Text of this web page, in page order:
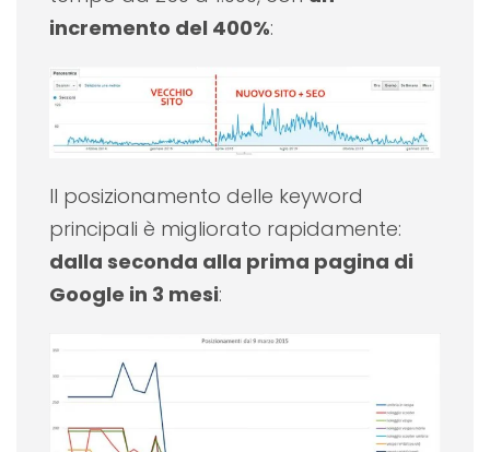
incremento del 400%:
Il posizionamento delle keyword
principali è migliorato rapidamente:
dalla seconda alla prima pagina di
Google in 3 mesi: